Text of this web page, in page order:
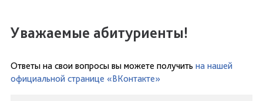
Уважаемые абитуриенты!
Ответы на свои вопросы вы можете получить на нашей
официальной странице «ВКонтакте»